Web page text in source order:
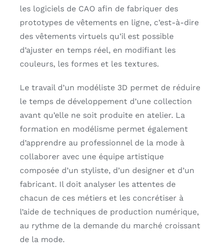
les logiciels de CAO afin de fabriquer des
prototypes de vêtements en ligne, c’est-à-dire
des vêtements virtuels qu’il est possible
d’ajuster en temps réel, en modifiant les
couleurs, les formes et les textures.
Le travail d’un modéliste 3D permet de réduire
le temps de développement d’une collection
avant qu’elle ne soit produite en atelier. La
formation en modélisme permet également
d’apprendre au professionnel de la mode à
collaborer avec une équipe artistique
composée d’un styliste, d’un designer et d’un
fabricant. Il doit analyser les attentes de
chacun de ces métiers et les concrétiser à
l’aide de techniques de production numérique,
au rythme de la demande du marché croissant
de la mode.